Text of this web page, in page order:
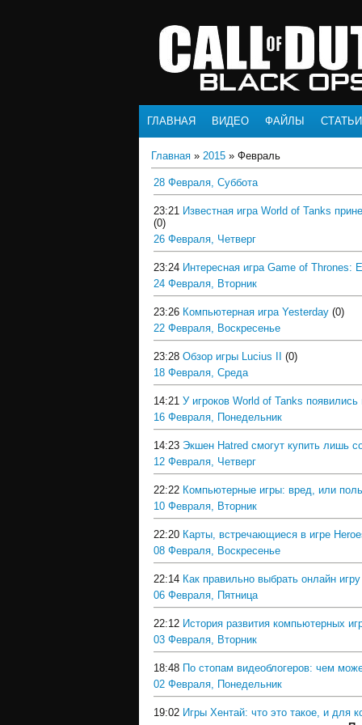
ГЛАВНАЯ ВИДЕО ФАЙЛЫ СТАТЬИ
Главная » 2015 » Февраль
28 Февраля, Суббота
23:21 Известная игра World of Tanks
(0)
26 Февраля, Четверг
23:24 Интересная игра Game of Thrones:
24 Февраля, Вторник
23:26 Компьютерная игра Yesterday (0)
22 Февраля, Воскресенье
23:28 Обзор игры Lucius II
(0)
18 Февраля, Среда
14:21 У игроков World of Tanks
16 Февраля, Понедельник
14:23 Экшен Hatred смогут купить лишь
12 Февраля, Четверг
22:22 Компьютерные игры: вред, или
10 Февраля, Вторник
22:20 Карты, встречающиеся в игре
08 Февраля, Воскресенье
22:14 Как правильно выбрать онлайн игру
06 Февраля, Пятница
22:12 История развития компьютерных
03 Февраля, Вторник
18:48 По стопам видеоблогеров: чем
02 Февраля, Понедельник
19:02 Игры Хентай: что это такое, и для